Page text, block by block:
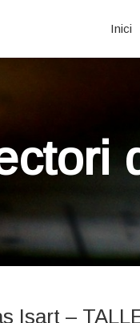
Inici
Isart –